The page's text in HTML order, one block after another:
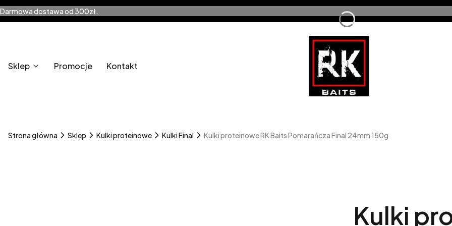
Darmowa dostawa od 300zł.
Sklep Promocje Kontakt
Strona główna Sklep Kulki proteinowe Kulki Final Kulki proteinowe RK Baits Pomarańcza Final 24mm 150g
Kulki